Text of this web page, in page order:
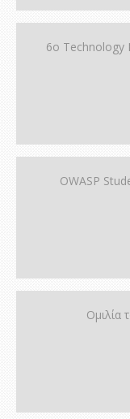
6ο Technology
OWASP
Ομιλία